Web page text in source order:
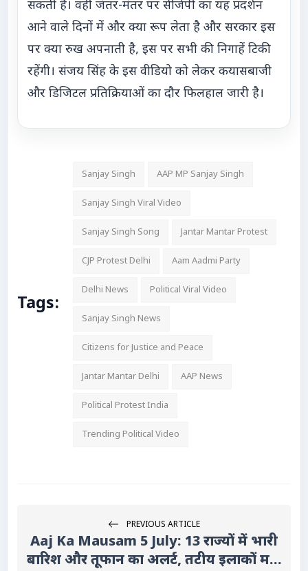
सकती है। वहीं जंतर-मंतर पर सीजेपी का यह प्रदर्शन
आने वाले दिनों में और क्या रूप लेता है और सरकार इस
पर क्या रुख अपनाती है, इस पर सभी की निगाहें टिकी
रहेंगी। संजय सिंह के इस वीडियो को लेकर कयासबाजी
और डिजिटल प्रतिक्रियाओं का दौर फिलहाल जारी है।
Tags:
Sanjay Singh AAP MP Sanjay Singh
Sanjay Singh Viral Video
Sanjay Singh Song Jantar Mantar Protest
CJP Protest Delhi Aam Aadmi Party
Delhi News Political Viral Video
Sanjay Singh News
Citizens for Justice and Peace
Jantar Mantar Delhi AAP News
Political Protest India
Trending Political Video
PREVIOUS ARTICLE
Aaj Ka Mausam 5 July: 13 राज्यों में भारी
बारिश और तूफान का अलर्ट, तटीय इलाकों म...